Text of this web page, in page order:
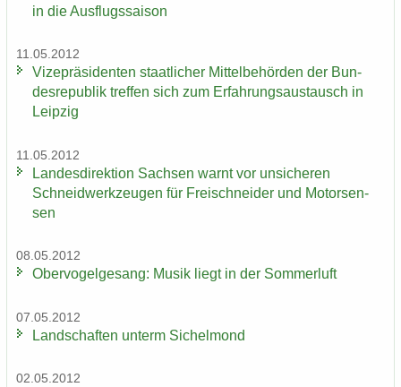
in die Aus­flugs­sai­son
11.05.2012
Vi­ze­prä­si­den­ten staat­li­cher Mit­tel­be­hör­den der Bun­
des­re­pu­blik tref­fen sich zum Er­fah­rungs­aus­tausch in
Leip­zig
11.05.2012
Lan­des­di­rek­ti­on Sach­sen warnt vor un­si­che­ren
Schneid­werk­zeu­gen für Frei­schnei­der und Mo­tor­sen­
sen
08.05.2012
Ober­vo­gel­ge­sang: Musik liegt in der Som­mer­luft
07.05.2012
Land­schaf­ten un­term Si­chel­mond
02.05.2012